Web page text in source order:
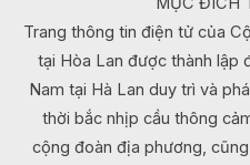
Trang thông tin điện tử của
tại Hòa Lan được thành lập
Nam tại Hà Lan duy trì và
thời bắc nhịp cầu thông
cộng đoàn địa phương,